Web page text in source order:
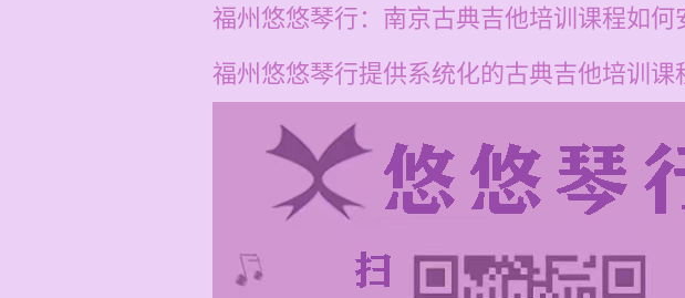
福州悠悠琴行：南京古典吉他培训课程如何
福州悠悠琴行提供系统化的古典吉他培训